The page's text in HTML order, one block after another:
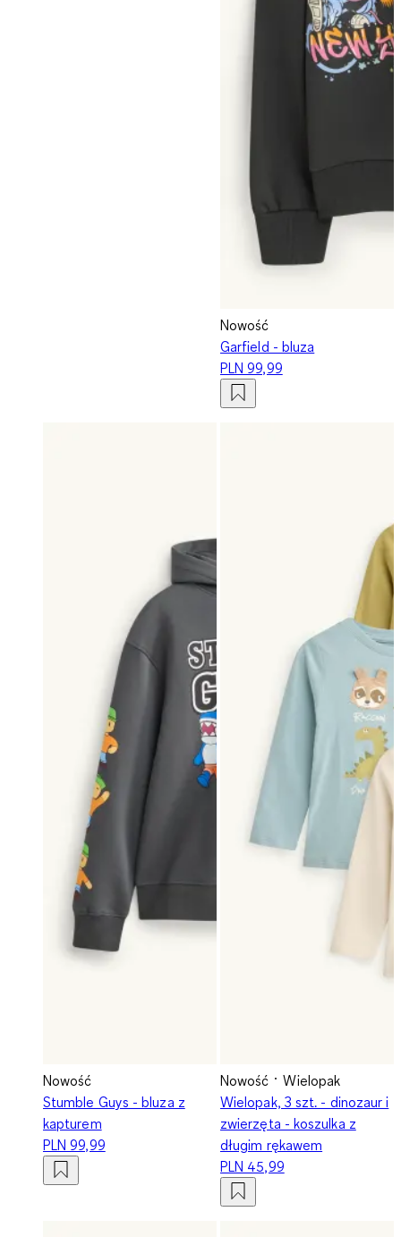
Nowość
Garfield - bluza
PLN 99,99
Nowość
Stumble Guys - bluza z
kapturem
PLN 99,99
Nowość
Wielopak
Wielopak, 3 szt. - dinozaur i
zwierzęta - koszulka z
długim rękawem
PLN 45,99